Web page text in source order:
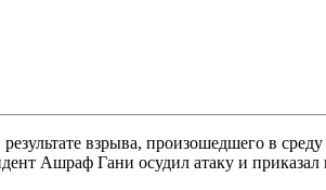
взрыва, произошедшего в
Ашраф Гани осудил атаку и приказал